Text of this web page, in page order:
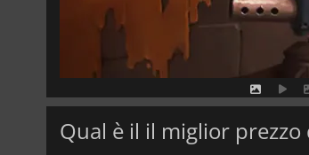
Qual è il il miglior prezzo